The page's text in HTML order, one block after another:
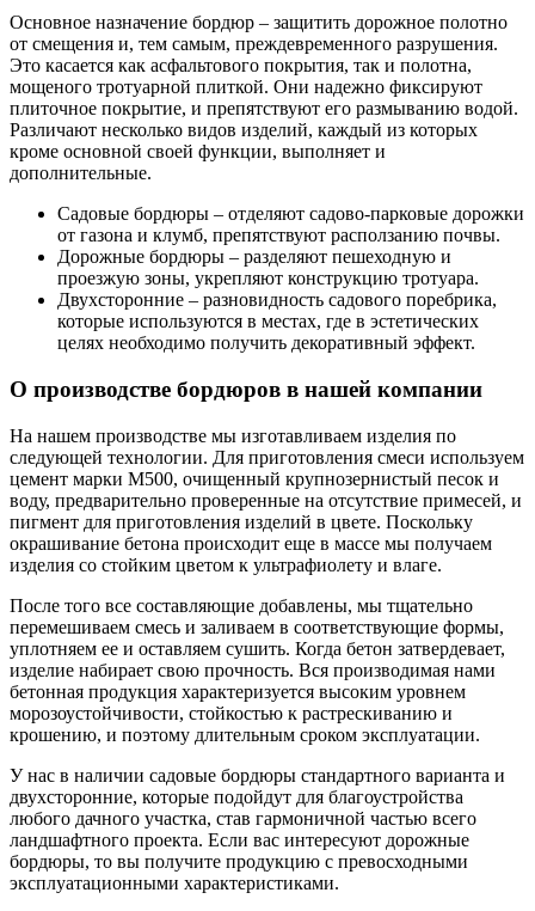
Основное назначение бордюр – защитить дорожное полотно
от смещения и, тем самым, преждевременного разрушения.
Это касается как асфальтового покрытия, так и полотна,
мощеного тротуарной плиткой. Они надежно фиксируют
плиточное покрытие, и препятствуют его размыванию водой.
Различают несколько видов изделий, каждый из которых
кроме основной своей функции, выполняет и
дополнительные.
Садовые бордюры – отделяют садово-парковые дорожки
от газона и клумб, препятствуют расползанию почвы.
Дорожные бордюры – разделяют пешеходную и
проезжую зоны, укрепляют конструкцию тротуара.
Двухсторонние – разновидность садового поребрика,
которые используются в местах, где в эстетических
целях необходимо получить декоративный эффект.
О производстве бордюров в нашей компании
На нашем производстве мы изготавливаем изделия по
следующей технологии. Для приготовления смеси используем
цемент марки М500, очищенный крупнозернистый песок и
воду, предварительно проверенные на отсутствие примесей, и
пигмент для приготовления изделий в цвете. Поскольку
окрашивание бетона происходит еще в массе мы получаем
изделия со стойким цветом к ультрафиолету и влаге.
После того все составляющие добавлены, мы тщательно
перемешиваем смесь и заливаем в соответствующие формы,
уплотняем ее и оставляем сушить. Когда бетон затвердевает,
изделие набирает свою прочность. Вся производимая нами
бетонная продукция характеризуется высоким уровнем
морозоустойчивости, стойкостью к растрескиванию и
крошению, и поэтому длительным сроком эксплуатации.
У нас в наличии садовые бордюры стандартного варианта и
двухсторонние, которые подойдут для благоустройства
любого дачного участка, став гармоничной частью всего
ландшафтного проекта. Если вас интересуют дорожные
бордюры, то вы получите продукцию с превосходными
эксплуатационными характеристиками.